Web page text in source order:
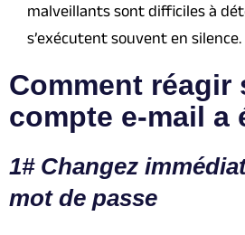
malveillants sont difficiles à
s’exécutent souvent en silence.
Comment réagir
compte e-mail a
1# Changez
mot de passe